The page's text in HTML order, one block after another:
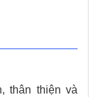
thân thiện và